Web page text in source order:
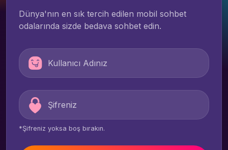
Dünya'nın en sık tercih edilen mobil sohbet
odalarında sizde bedava sohbet edin.
*Şifreniz yoksa boş bırakın.